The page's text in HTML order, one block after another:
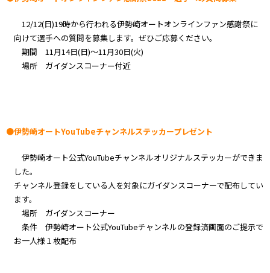
12/12(日)19時から行われる伊勢崎オートオンラインファン感謝祭に
向けて選手への質問を募集します。ぜひご応募ください。
期間 11月14日(日)～11月30日(火)
場所 ガイダンスコーナー付近
●伊勢崎オートYouTubeチャンネルステッカープレゼント
伊勢崎オート公式YouTubeチャンネルオリジナルステッカーができま
した。
チャンネル登録をしている人を対象にガイダンスコーナーで配布してい
ます。
場所 ガイダンスコーナー
条件 伊勢崎オート公式YouTubeチャンネルの登録済画面のご提示で
お一人様１枚配布